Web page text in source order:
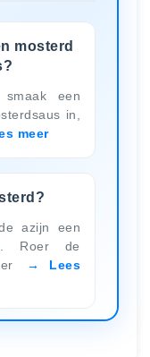
mosterd
smaak een
in,
meer
azijn een
Roer de
Lees